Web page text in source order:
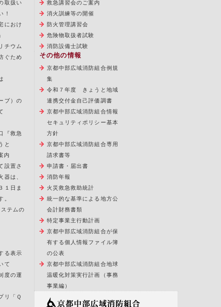
取扱い
！
におけ
チウム
ぐため
ブ）の
『救急
と
内
設置さ
は、
１日ま
テムの
る表示
て
度の運
リ「Ｑ
救急講習会のご案内
消火訓練等の開催
防火管理講習会
危険物取扱者試験
消防設備士試験
その他の情報
京都中部広域消防組合例規
集
令和７年度 きょうと地域
連携交付金自己評価調書
京都中部広域消防組合情報
セキュリティポリシー基本
方針
京都中部広域消防組合専用
請求書等
申請書・届出書
消防年報
火災救急救助統計
統一的な基準による地方公
会計財務書類
特定事業主行動計画
京都中部広域消防組合が保
有する個人情報ファイル簿
の公表
京都中部広域消防組合地球
温暖化対策実行計画（事務
事業編）